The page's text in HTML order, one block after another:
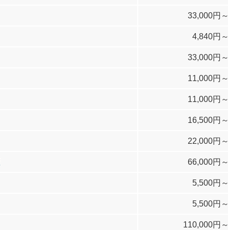
33,000円～
4,840円～
33,000円～
11,000円～
11,000円～
16,500円～
22,000円～
66,000円～
5,500円～
5,500円～
110,000円～